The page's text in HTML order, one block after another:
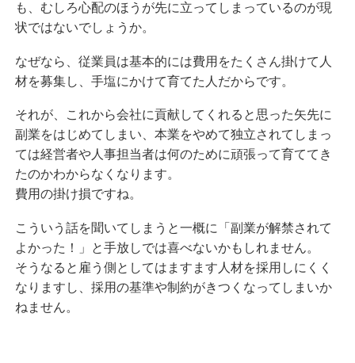
も、むしろ心配のほうが先に立ってしまっているのが現
状ではないでしょうか。
なぜなら、従業員は基本的には費用をたくさん掛けて人
材を募集し、手塩にかけて育てた人だからです。
それが、これから会社に貢献してくれると思った矢先に
副業をはじめてしまい、本業をやめて独立されてしまっ
ては経営者や人事担当者は何のために頑張って育ててき
たのかわからなくなります。
費用の掛け損ですね。
こういう話を聞いてしまうと一概に「副業が解禁されて
よかった！」と手放しでは喜べないかもしれません。
そうなると雇う側としてはますます人材を採用しにくく
なりますし、採用の基準や制約がきつくなってしまいか
ねません。